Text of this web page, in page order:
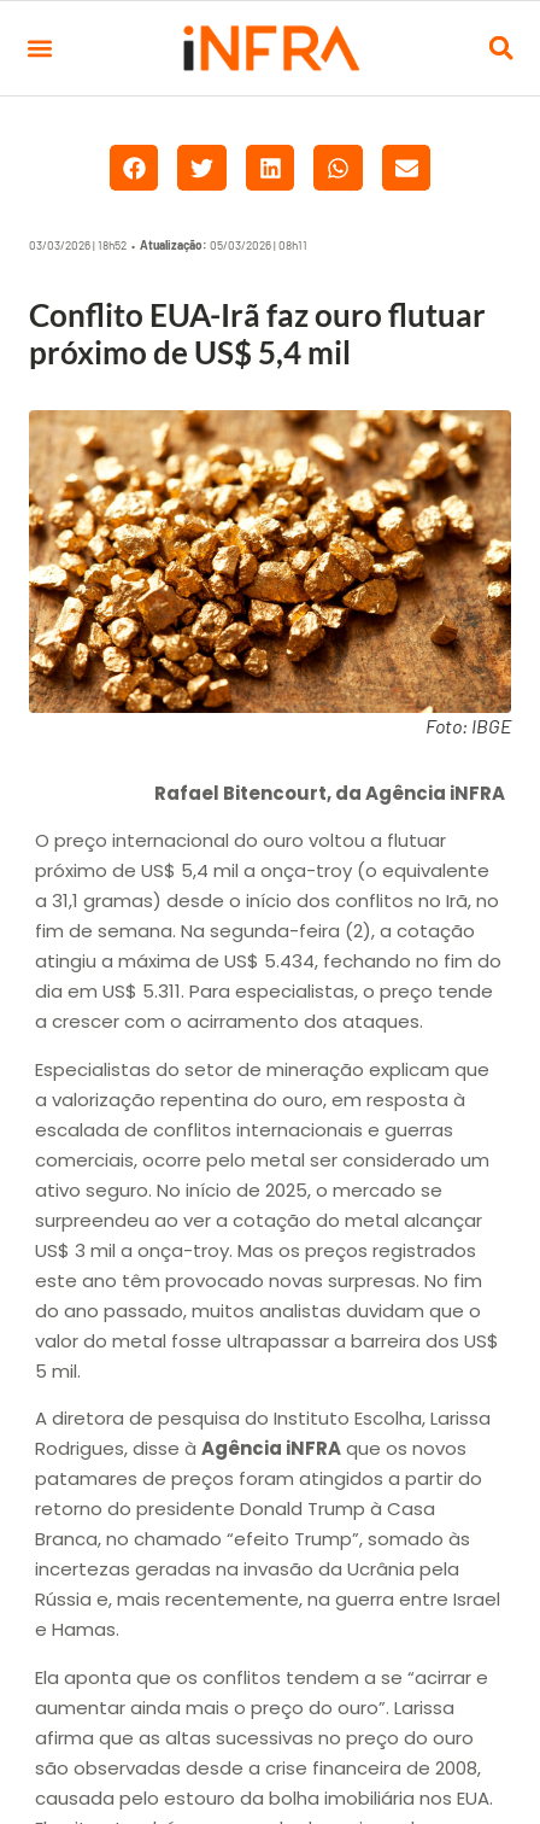
03/03/2026 | 18h52 • Atualização: 05/03/2026 | 08h11
Conflito EUA-Irã faz ouro flutuar
próximo de US$ 5,4 mil
Foto: IBGE
Rafael Bitencourt, da Agência iNFRA
O preço internacional do ouro voltou a flutuar
próximo de US$ 5,4 mil a onça-troy (o equivalente
a 31,1 gramas) desde o início dos conflitos no Irã, no
fim de semana. Na segunda-feira (2), a cotação
atingiu a máxima de US$ 5.434, fechando no fim do
dia em US$ 5.311. Para especialistas, o preço tende
a crescer com o acirramento dos ataques.
Especialistas do setor de mineração explicam que
a valorização repentina do ouro, em resposta à
escalada de conflitos internacionais e guerras
comerciais, ocorre pelo metal ser considerado um
ativo seguro. No início de 2025, o mercado se
surpreendeu ao ver a cotação do metal alcançar
US$ 3 mil a onça-troy. Mas os preços registrados
este ano têm provocado novas surpresas. No fim
do ano passado, muitos analistas duvidam que o
valor do metal fosse ultrapassar a barreira dos US$
5 mil.
A diretora de pesquisa do Instituto Escolha, Larissa
Rodrigues, disse à Agência iNFRAque os novos
patamares de preços foram atingidos a partir do
retorno do presidente Donald Trump à Casa
Branca, no chamado “efeito Trump”, somado às
incertezas geradas na invasão da Ucrânia pela
Rússia e, mais recentemente, na guerra entre Israel
e Hamas.
Ela aponta que os conflitos tendem a se “acirrar e
aumentar ainda mais o preço do ouro”. Larissa
afirma que as altas sucessivas no preço do ouro
são observadas desde a crise financeira de 2008,
causada pelo estouro da bolha imobiliária nos EUA.